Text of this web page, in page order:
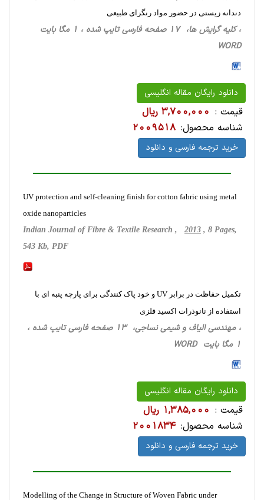
دندانه زیستی در حضور مواد رنگزای طبیعی
، کلیه گرایش ها، 17 صفحه فارسی تایپ شده ، 1 مگا بایت
WORD
دانلود رایگان مقاله انگلیسی
قیمت : 3,700,000 ریال
شناسه محصول: 2009518
خرید ترجمه فارسی و دانلود
UV protection and self-cleaning finish for cotton fabric using metal
oxide nanoparticles
Indian Journal of Fibre & Textile Research , 2013 , 8 Pages,
543 Kb, PDF
تکمیل حفاظت در برابر UV و خود پاک کنندگی برای پارچه پنبه ای با
استفاده از نانوذرات اکسید فلزی
، مهندسی الیاف و شیمی نساجی، 13 صفحه فارسی تایپ شده ،
1 مگا بایت WORD
دانلود رایگان مقاله انگلیسی
قیمت : 1,385,000 ریال
شناسه محصول: 2001834
خرید ترجمه فارسی و دانلود
Modelling of the Change in Structure of Woven Fabric under